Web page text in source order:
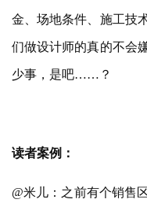
金、场地条件、施工技
们做设计师的真的不会
少事，是吧…… ？
读者案例：
@米儿：之前有个销售